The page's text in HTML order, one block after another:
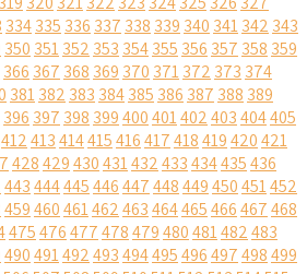
334335 336 337 338 339 340 341342 343
350 351352 353 354355 356 357 358 359
366 367 368 369 370 371372 373 374
381382 383 384385 386 387 388 389
396 397 398 399400401402403404405
412413414415416417418419420421
428429430431432433434435436
443444445446447448449450451452
459460461462463464465466467468
475476477478479480481482483
490491492493494495496497498499